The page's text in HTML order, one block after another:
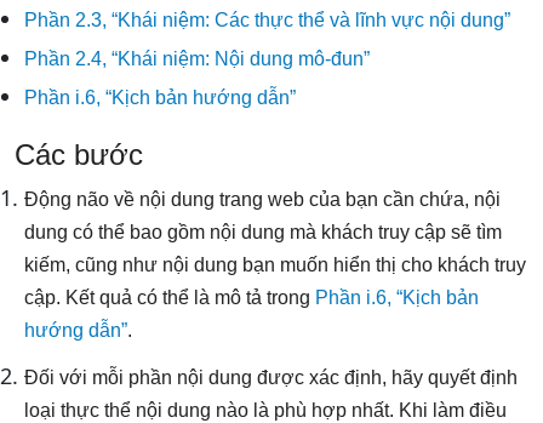
Phần 2.3, “Khái niệm: Các thực thể và lĩnh vực nội dung”
Phần 2.4, “Khái niệm: Nội dung mô-đun”
Phần i.6, “Kịch bản hướng dẫn”
Các bước
Động não về nội dung trang web của bạn cần chứa, nội
dung có thể bao gồm nội dung mà khách truy cập sẽ tìm
kiếm, cũng như nội dung bạn muốn hiển thị cho khách truy
cập. Kết quả có thể là mô tả trong Phần i.6, “Kịch bản
hướng dẫn”.
Đối với mỗi phần nội dung được xác định, hãy quyết định
loại thực thể nội dung nào là phù hợp nhất. Khi làm điều